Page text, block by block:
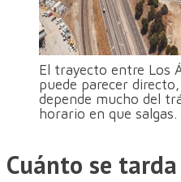
El trayecto entre Los
puede parecer
depende mucho del
horario en que salgas.
Cuánto se